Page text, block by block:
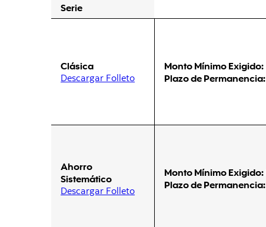
Serie
Clásica
Descargar Folleto
Monto Mínimo Exigido:
Plazo de Permanencia:
Ahorro
Sistemático
Descargar Folleto
Monto Mínimo Exigido:
Plazo de Permanencia: